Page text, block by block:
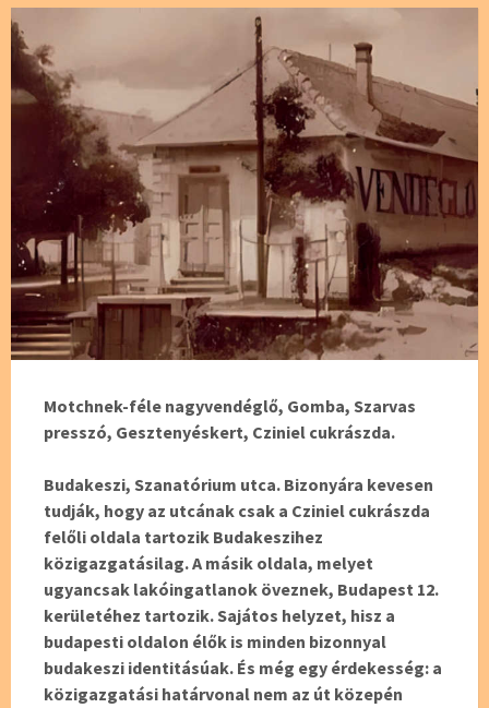
Motchnek-féle nagyvendéglő, Gomba, Szarvas
presszó, Gesztenyéskert, Cziniel cukrászda.
Budakeszi, Szanatórium utca. Bizonyára kevesen
tudják, hogy az utcának csak a Cziniel cukrászda
felőli oldala tartozik Budakeszihez
közigazgatásilag. A másik oldala, melyet
ugyancsak lakóingatlanok öveznek, Budapest 12.
kerületéhez tartozik. Sajátos helyzet, hisz a
budapesti oldalon élők is minden bizonnyal
budakeszi identitásúak. És még egy érdekesség: a
közigazgatási határvonal nem az út közepén